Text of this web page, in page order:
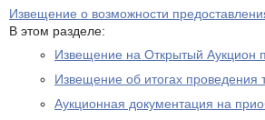
Извещение о возможности
В этом разделе:
Извещение на Открытый Аукцион
Извещение об итогах проведения
Аукционная документация на